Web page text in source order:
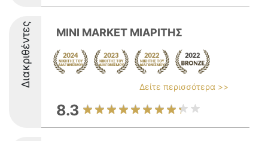
Διακριθέντες MINI MARKET ΜΙΑΡΙΤΗΣ
Δείτε περισσότερα >>
8.3